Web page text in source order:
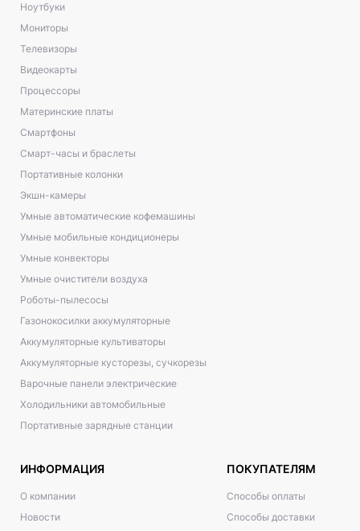
Ноутбуки
Мониторы
Телевизоры
Видеокарты
Процессоры
Материнские платы
Смартфоны
Смарт-часы и браслеты
Портативные колонки
Экшн-камеры
Умные автоматические кофемашины
Умные мобильные кондиционеры
Умные конвекторы
Умные очистители воздуха
Роботы-пылесосы
Газонокосилки аккумуляторные
Аккумуляторные культиваторы
Аккумуляторные кусторезы, сучкорезы
Варочные панели электрические
Холодильники автомобильные
Портативные зарядные станции
ИНФОРМАЦИЯ
О компании
Новости
ПОКУПАТЕЛЯМ
Способы оплаты
Способы доставки